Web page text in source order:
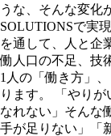
うな、そんな変化
SOLUTIONSで実
を通して、人と企
働人口の不足、技
1人の「働き方」
ります。 「やり
なれない」そんな
手が足りない」「